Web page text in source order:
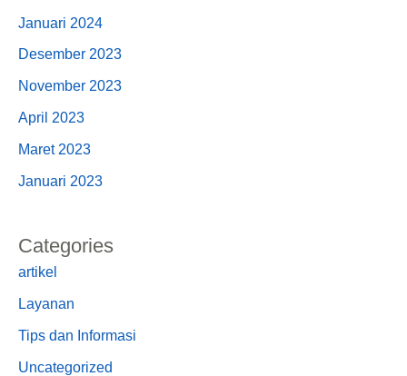
Januari 2024
Desember 2023
November 2023
April 2023
Maret 2023
Januari 2023
Categories
artikel
Layanan
Tips dan Informasi
Uncategorized